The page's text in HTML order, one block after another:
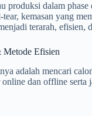
produksi dalam
kemasan yang
terarah, efisien,
Metode Efisien
adalah mencari
dan offline serta